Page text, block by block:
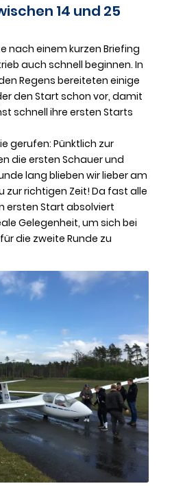
14 und 25
nach einem kurzen Briefing
auch schnell beginnen. In
Regens bereiteten einige
den Start schon vor, damit
schnell ihre ersten Starts
gerufen: Pünktlich zur
die ersten Schauer und
lang blieben wir lieber am
zur richtigen Zeit! Da fast alle
ersten Start absolviert
Gelegenheit, um sich bei
die zweite Runde zu